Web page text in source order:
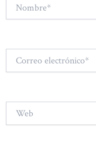
electrónico*